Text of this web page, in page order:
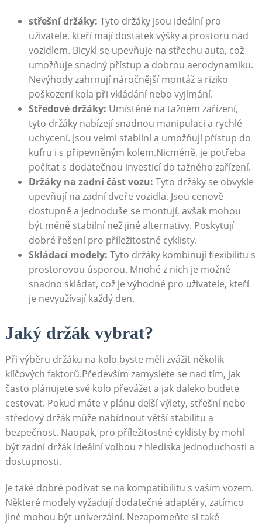
střešní držáky: Tyto ​držáky‍ jsou ideální ‍pro​
uživatele, kteří ⁢mají dostatek výšky​ a prostoru⁣ nad
vozidlem. Bicykl se upevňuje na střechu auta, ‌což
umožňuje ⁢snadný přístup ‍a dobrou aerodynamiku.
Nevýhody zahrnují náročnější montáž a‍ riziko
poškození kola při⁢ vkládání nebo vyjímání.
Středové držáky: ​Umístěné‍ na tažném ‌zařízení,
tyto držáky nabízejí snadnou manipulaci a rychlé
uchycení. ‍Jsou​ velmi stabilní a umožňují ⁤přístup do
kufru i s připevněným kolem.Nicméně,⁢ je potřeba
počítat s dodatečnou investicí do‍ tažného ‍zařízení.
Držáky na ‍zadní část vozu: Tyto držáky se ⁢obvykle
‌upevňují ⁢na zadní ‌dveře vozidla. Jsou cenově
dostupné⁣ a ⁣jednoduše ⁣se montují, avšak mohou
být méně stabilní ​než jiné alternativy. Poskytují
‌dobré řešení pro příležitostné​ cyklisty.
Skládací modely: ‌Tyto držáky ⁢kombinují flexibilitu ⁤s
prostorovou úsporou. Mnohé z nich je možné
snadno skládat, což⁤ je ⁣výhodné pro‍ uživatele, kteří
‍je nevyužívají každý‍ den.
Jaký držák vybrat?
Při výběru držáku na kolo byste měli zvážit několik‌
klíčových​ faktorů.Především zamyslete se nad tím, jak
často‍ plánujete své kolo převážet ‌a jak‍ daleko‌ budete
cestovat. Pokud ⁣máte v plánu delší výlety, střešní nebo
středový⁢ držák může nabídnout větší stabilitu‍ a
bezpečnost. Naopak, pro příležitostné⁢ cyklisty by mohl⁤
být zadní držák⁤ ideální volbou z hlediska jednoduchosti a
dostupnosti.
Je také ‍dobré podívat se ​na⁣ kompatibilitu s ⁢vaším ‍vozem.
Některé⁢ modely vyžadují dodatečné⁤ adaptéry, zatímco
jiné mohou být univerzální. Nezapomeňte si také